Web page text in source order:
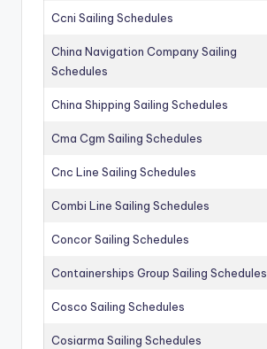
Ccni Sailing Schedules
China Navigation Company Sailing
Schedules
China Shipping Sailing Schedules
Cma Cgm Sailing Schedules
Cnc Line Sailing Schedules
Combi Line Sailing Schedules
Concor Sailing Schedules
Containerships Group Sailing Schedules
Cosco Sailing Schedules
Cosiarma Sailing Schedules